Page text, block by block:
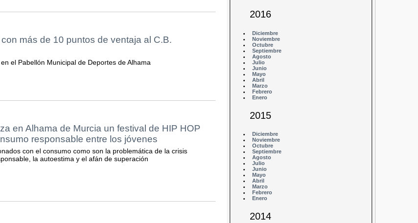
más de 10 puntos de ventaja al C.B.
el Pabellón Municipal de Deportes de Alhama
en Alhama de Murcia un festival de HIP HOP
responsable entre los jóvenes
con el consumo como son la problemática de la crisis
la autoestima y el afán de superación
2016
Diciembre
Noviembre
Octubre
Septiembre
Agosto
Julio
Junio
Mayo
Abril
Marzo
Febrero
Enero
2015
Diciembre
Noviembre
Octubre
Septiembre
Agosto
Julio
Junio
Mayo
Abril
Marzo
Febrero
Enero
2014